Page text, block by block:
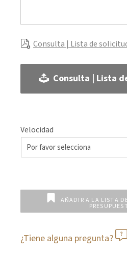
Consulta | Lista de
Consulta | Lista
Velocidad
AÑADIR A LA LISTA
¿Tiene alguna pregunta?